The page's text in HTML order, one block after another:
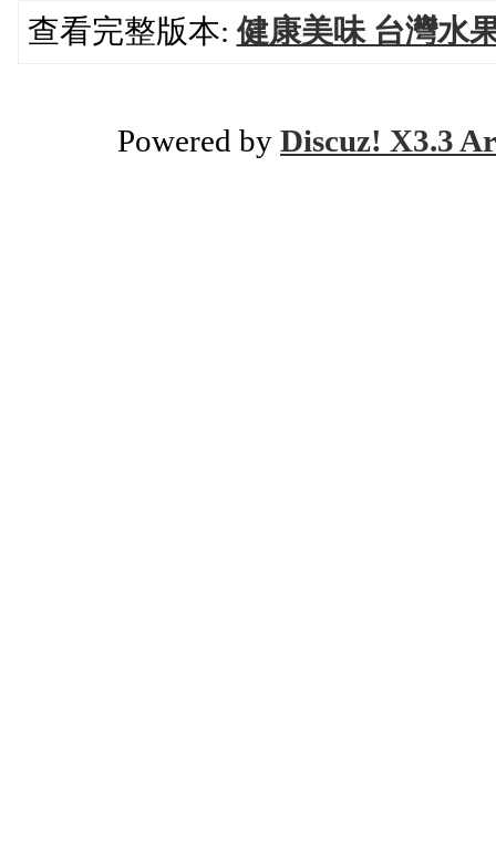
查看完整版本:健康美味 台灣水
Powered by Discuz! X3.3